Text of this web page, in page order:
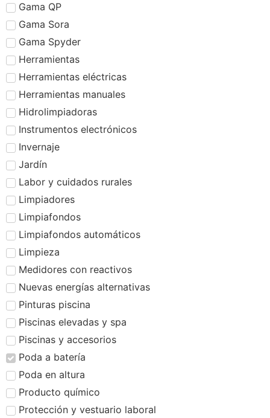
Gama QP
Gama Sora
Gama Spyder
Herramientas
Herramientas eléctricas
Herramientas manuales
Hidrolimpiadoras
Instrumentos electrónicos
Invernaje
Jardín
Labor y cuidados rurales
Limpiadores
Limpiafondos
Limpiafondos automáticos
Limpieza
Medidores con reactivos
Nuevas energías alternativas
Pinturas piscina
Piscinas elevadas y spa
Piscinas y accesorios
Poda a batería
Poda en altura
Producto químico
Protección y vestuario laboral